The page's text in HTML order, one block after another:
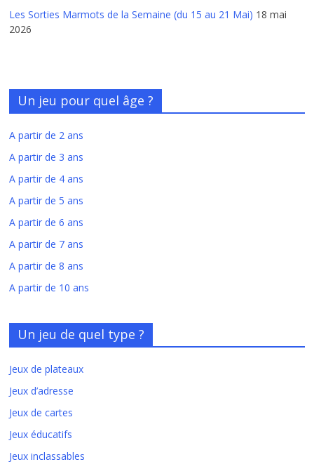
Les Sorties Marmots de la Semaine (du 15 au 21 Mai) 18 mai
2026
Un jeu pour quel âge ?
A partir de 2 ans
A partir de 3 ans
A partir de 4 ans
A partir de 5 ans
A partir de 6 ans
A partir de 7 ans
A partir de 8 ans
A partir de 10 ans
Un jeu de quel type ?
Jeux de plateaux
Jeux d’adresse
Jeux de cartes
Jeux éducatifs
Jeux inclassables